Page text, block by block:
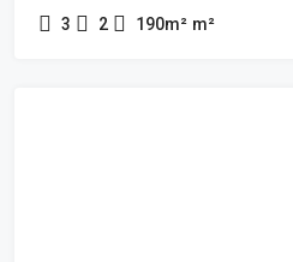
3 2 190m² m²